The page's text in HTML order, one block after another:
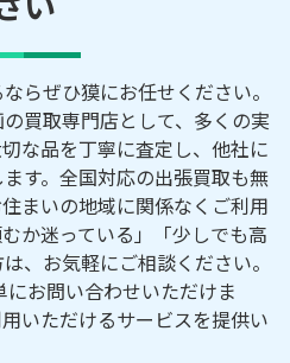
らぜひ獏にお任せください。
買取専門店として、多くの実
な品を丁寧に査定し、他社に
す。全国対応の出張買取も無
まいの地域に関係なくご利用
か迷っている」「少しでも高
、お気軽にご相談ください。
お問い合わせいただけま
いただけるサービスを提供い